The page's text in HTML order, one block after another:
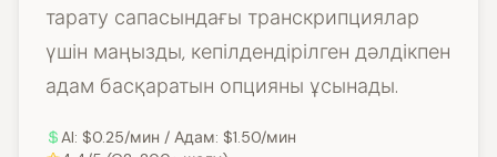
тарату сапасындағы транскрипциялар
үшін маңызды, кепілдендірілген дәлдікпен
адам басқаратын опцияны ұсынады.
AI: $0.25/мин / Адам: $1.50/мин